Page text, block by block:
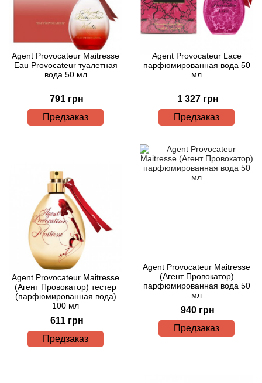
Agent Provocateur Maitresse
Eau Provocateur туалетная
вода 50 мл
791 грн
Предзаказ
Agent Provocateur Lace
парфюмированная вода 50
мл
1 327 грн
Предзаказ
Agent Provocateur Maitresse
(Агент Провокатор) тестер
(парфюмированная вода)
100 мл
611 грн
Предзаказ
Agent Provocateur Maitresse
(Агент Провокатор)
парфюмированная вода 50
мл
940 грн
Предзаказ
Benetton
Bentley
Beso Beach
Betty Barclay
Bibliotheque de Parfum
Biehl Parfumkunstwerke
Bijan
Bill Blass
Biotherm
Blackglama
Blumarine